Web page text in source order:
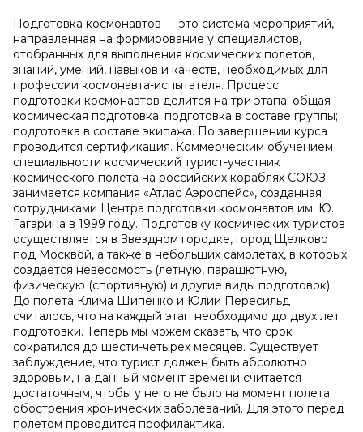
Подготовка космонавтов — это система мероприятий,
направленная на формирование у специалистов,
отобранных для выполнения космических полетов,
знаний, умений, навыков и качеств, необходимых для
профессии космонавта-испытателя. Процесс
подготовки космонавтов делится на три этапа: общая
космическая подготовка; подготовка в составе группы;
подготовка в составе экипажа. По завершении курса
проводится сертификация. Коммерческим обучением
специальности космический турист-участник
космического полета на российских кораблях СОЮЗ
занимается компания «Атлас Аэроспейс», созданная
сотрудниками Центра подготовки космонавтов им. Ю.
Гагарина в 1999 году. Подготовку космических туристов
осуществляется в Звездном городке, город Щелково
под Москвой, а также в небольших самолетах, в которых
создается невесомость (летную, парашютную,
физическую (спортивную) и другие виды подготовок).
До полета Клима Шипенко и Юлии Пересильд
считалось, что на каждый этап необходимо до двух лет
подготовки. Теперь мы можем сказать, что срок
сократился до шести-четырех месяцев. Существует
заблуждение, что турист должен быть абсолютно
здоровым, на данный момент времени считается
достаточным, чтобы у него не было на момент полета
обострения хронических заболеваний. Для этого перед
полетом проводится профилактика.